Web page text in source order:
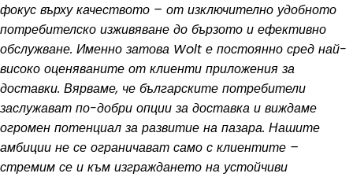
фокус върху качеството – от изключително удобното
потребителско изживяване до бързото и ефективно
обслужване. Именно затова Wolt е постоянно сред най-
високо оценяваните от клиенти приложения за
доставки. Вярваме, че българските потребители
заслужават по-добри опции за доставка и виждаме
огромен потенциал за развитие на пазара. Нашите
амбиции не се ограничават само с клиентите –
стремим се и към изграждането на устойчиви